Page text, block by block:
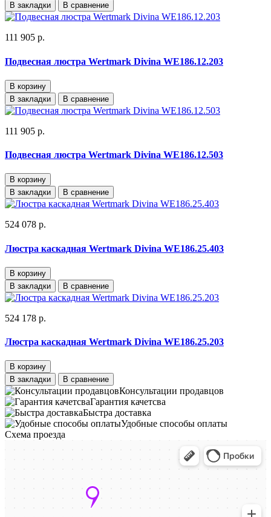
В закладки
В сравнение
111 905 р.
Подвесная люстра Wertmark Divina WE186.12.203
В корзину
В закладки
В сравнение
111 905 р.
Подвесная люстра Wertmark Divina WE186.12.503
В корзину
В закладки
В сравнение
524 078 р.
Люстра каскадная Wertmark Divina WE186.25.403
В корзину
В закладки
В сравнение
524 178 р.
Люстра каскадная Wertmark Divina WE186.25.203
В корзину
В закладки
В сравнение
Консультации продавцов
Гарантия качетсва
Быстра доставка
Удобные способы оплаты
Схема проезда